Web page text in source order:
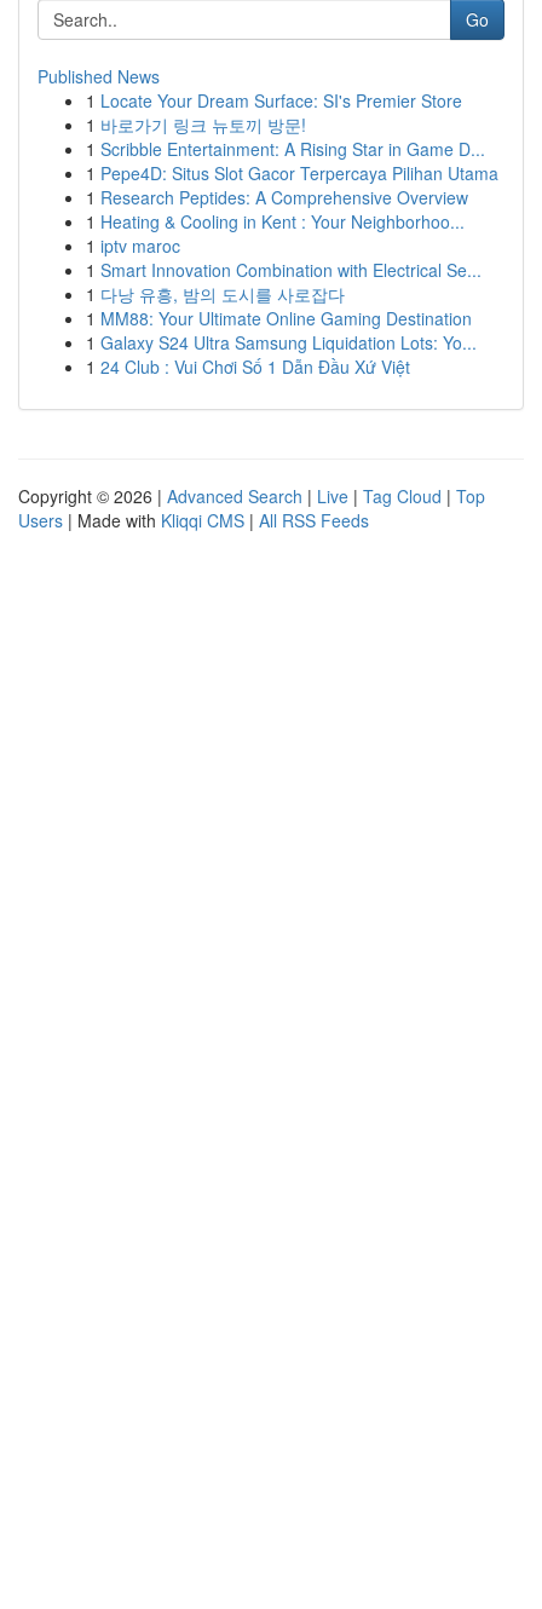
Go
Published News
1 Locate Your Dream Surface: SI's Premier Store
1 바로가기 링크 뉴토끼 방문!
1 Scribble Entertainment: A Rising Star in Game D...
1 Pepe4D: Situs Slot Gacor Terpercaya Pilihan Utama
1 Research Peptides: A Comprehensive Overview
1 Heating & Cooling in Kent : Your Neighborhoo...
1 iptv maroc
1 Smart Innovation Combination with Electrical Se...
1 다낭 유흥, 밤의 도시를 사로잡다
1 MM88: Your Ultimate Online Gaming Destination
1 Galaxy S24 Ultra Samsung Liquidation Lots: Yo...
1 24 Club : Vui Chơi Số 1 Dẫn Đầu Xứ Việt
Copyright © 2026 | Advanced Search | Live | Tag Cloud | Top
Users | Made with Kliqqi CMS | All RSS Feeds